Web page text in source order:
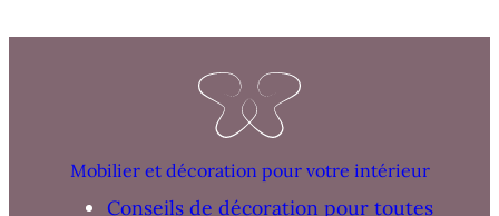
Mobilier et décoration pour votre intérieur
Conseils de décoration pour toutes